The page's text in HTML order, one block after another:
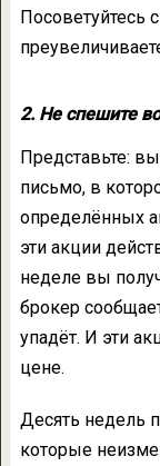
Посоветуйтесь
2. Не спешите
Представьте:
письмо, в
определённых
эти акции
неделе вы
брокер
упадёт. И эти
цене.
Десять недель
которые